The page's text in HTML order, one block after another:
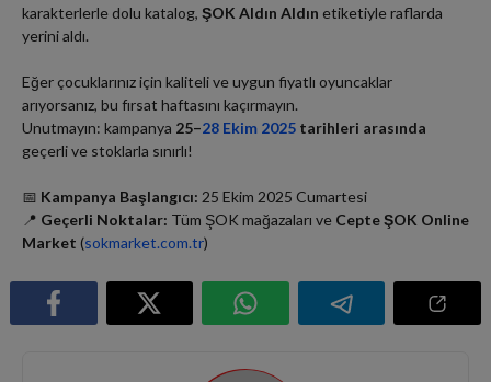
karakterlerle dolu katalog, ŞOK Aldın Aldın etiketiyle raflarda
yerini aldı.
Eğer çocuklarınız için kaliteli ve uygun fiyatlı oyuncaklar
arıyorsanız, bu fırsat haftasını kaçırmayın.
Unutmayın: kampanya 25–28 Ekim 2025 tarihleri arasında
geçerli ve stoklarla sınırlı!
📅 Kampanya Başlangıcı: 25 Ekim 2025 Cumartesi
📍 Geçerli Noktalar: Tüm ŞOK mağazaları ve Cepte ŞOK Online
Market (sokmarket.com.tr)